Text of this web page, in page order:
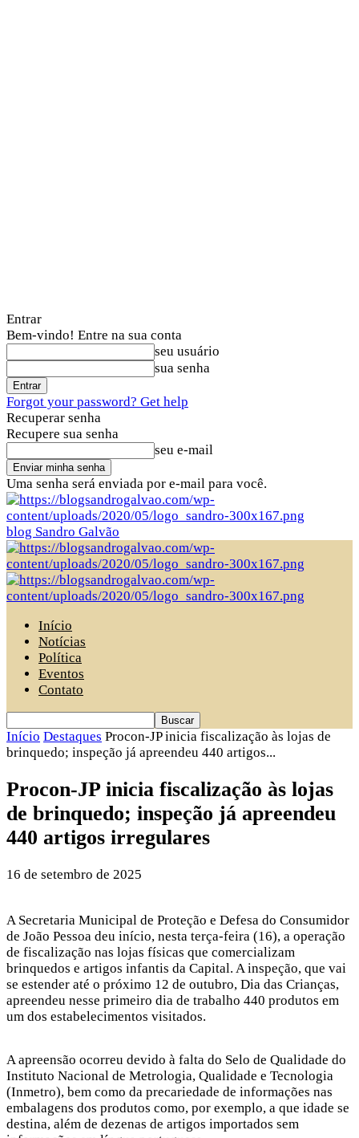
Entrar
Bem-vindo! Entre na sua conta
seu usuário
sua senha
Forgot your password? Get help
Recuperar senha
Recupere sua senha
seu e-mail
Uma senha será enviada por e-mail para você.
blog Sandro Galvão
Início
Notícias
Política
Eventos
Contato
Início Destaques Procon-JP inicia fiscalização às lojas de
brinquedo; inspeção já apreendeu 440 artigos...
Procon-JP inicia fiscalização às lojas
de brinquedo; inspeção já apreendeu
440 artigos irregulares
16 de setembro de 2025
A Secretaria Municipal de Proteção e Defesa do Consumidor
de João Pessoa deu início, nesta terça-feira (16), a operação
de fiscalização nas lojas físicas que comercializam
brinquedos e artigos infantis da Capital. A inspeção, que vai
se estender até o próximo 12 de outubro, Dia das Crianças,
apreendeu nesse primeiro dia de trabalho 440 produtos em
um dos estabelecimentos visitados.
A apreensão ocorreu devido à falta do Selo de Qualidade do
Instituto Nacional de Metrologia, Qualidade e Tecnologia
(Inmetro), bem como da precariedade de informações nas
embalagens dos produtos como, por exemplo, a que idade se
destina, além de dezenas de artigos importados sem